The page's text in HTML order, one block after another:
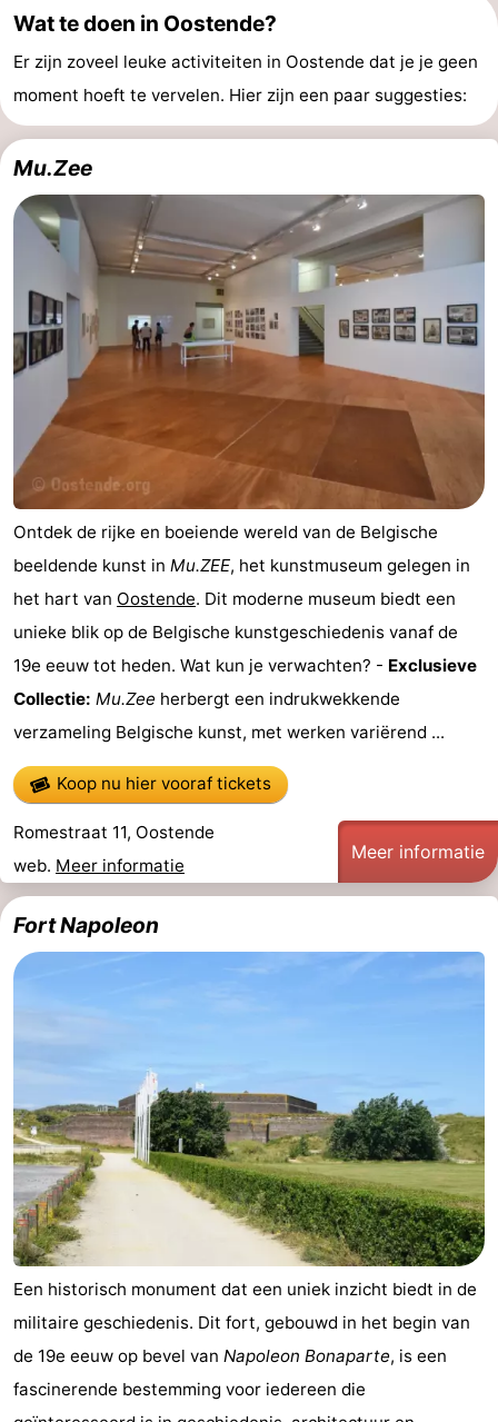
-
Parkeren
-
Nieuws
Medische
West-
Vlaanderen
-
Brugge
Gent
-
Ieper
De
Kust
-
Natuur
Het
Zwin
-
Knokke-
Heist
-
Zeebrugge
-
Blankenberge
De
Haan
-
Bredene
-
Middelkerke
-
Westende
Oostduinkerke
-
Koksijde
-
De
Panne
-
Natuur
Westhoek
Weer
Contact
Wat te doen in Oostende?
Er zijn zoveel leuke activiteiten in Oostende dat je je geen
moment hoeft te vervelen. Hier zijn een paar suggesties:
Mu.Zee
Ontdek de rijke en boeiende wereld van de Belgische
beeldende kunst in Mu.ZEE, het kunstmuseum gelegen in
het hart van Oostende. Dit moderne museum biedt een
unieke blik op de Belgische kunstgeschiedenis vanaf de
19e eeuw tot heden. Wat kun je verwachten? - Exclusieve
Collectie: Mu.Zee herbergt een indrukwekkende
verzameling Belgische kunst, met werken variërend ...
Koop nu hier vooraf tickets
Romestraat 11, Oostende
web. Meer informatie
Meer informatie
Fort Napoleon
Een historisch monument dat een uniek inzicht biedt in de
militaire geschiedenis. Dit fort, gebouwd in het begin van
de 19e eeuw op bevel van Napoleon Bonaparte, is een
fascinerende bestemming voor iedereen die